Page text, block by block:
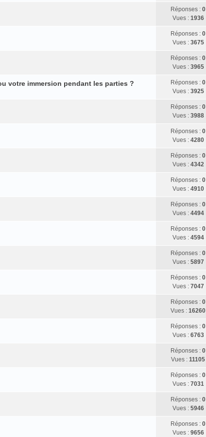
Réponses : 0
Vues : 1936
Réponses : 0
Vues : 3675
Réponses : 0
Vues : 3965
votre immersion pendant les parties ? Réponses : 0
Vues : 3925
Réponses : 0
Vues : 3988
Réponses : 0
Vues : 4280
Réponses : 0
Vues : 4342
Réponses : 0
Vues : 4910
Réponses : 0
Vues : 4494
Réponses : 0
Vues : 4594
Réponses : 0
Vues : 5897
Réponses : 0
Vues : 7047
Réponses : 0
Vues : 16260
Réponses : 0
Vues : 6763
Réponses : 0
Vues : 11105
Réponses : 0
Vues : 7031
Réponses : 0
Vues : 5946
Réponses : 0
Vues : 9656